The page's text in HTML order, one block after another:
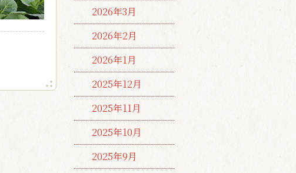
2026年3月
2026年2月
2026年1月
2025年12月
2025年11月
2025年10月
2025年9月